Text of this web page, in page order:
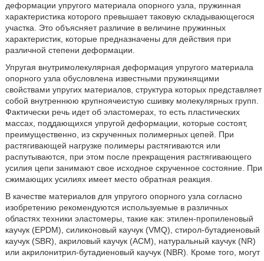
деформации упругого материала опорного узла, пружинная
характеристика которого превышает таковую складывающегося
участка. Это объясняет различие в величине пружинных
характеристик, которые предназначены для действия при
различной степени деформации.
Упругая внутримолекулярная деформация упругого материала
опорного узла обусловлена известными пружинящими
свойствами упругих материалов, структура которых представляет
собой внутреннюю крупноячеистую сшивку молекулярных групп.
Фактически речь идет об эластомерах, то есть пластических
массах, поддающихся упругой деформации, которые состоят,
преимущественно, из скрученных полимерных цепей. При
растягивающей нагрузке полимеры растягиваются или
распутываются, при этом после прекращения растягивающего
усилия цепи занимают свое исходное скрученное состояние. При
сжимающих усилиях имеет место обратная реакция.
В качестве материалов для упругого опорного узла согласно
изобретению рекомендуются используемые в различных
областях техники эластомеры, такие как: этилен-пропиленовый
каучук (EPDM), силиконовый каучук (VMQ), стирол-бутадиеновый
каучук (SBR), акриловый каучук (АСМ), натуральный каучук (NR)
или акрилонитрил-бутадиеновый каучук (NBR). Кроме того, могут